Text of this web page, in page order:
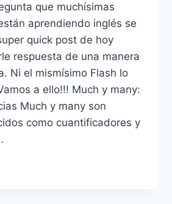
que muchísimas
aprendiendo inglés se
quick post de hoy
respuesta de una manera
Ni el mismísimo Flash lo
a ello!!! Much y many:
Much y many son
como cuantificadores y